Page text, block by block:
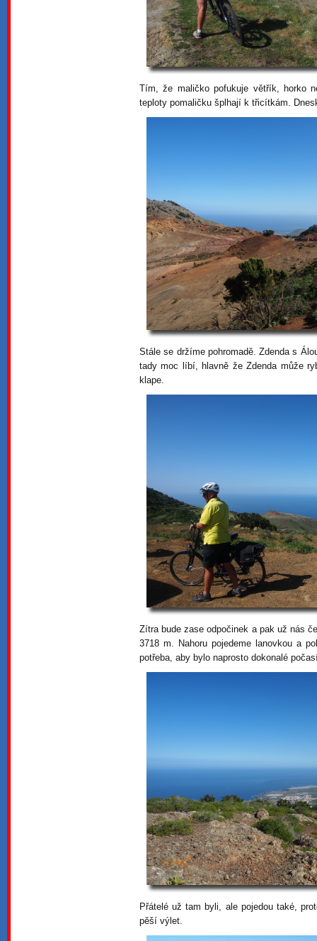
Tím, že maličko pofukuje větřík, horko
teploty pomaličku šplhají k třicítkám.
Stále se držíme pohromadě. Zdenda s
tady moc líbí, hlavně že Zdenda může
klape.
Zítra bude zase odpočinek a pak už nás
3718 m. Nahoru pojedeme lanovkou a
potřeba, aby bylo naprosto dokonalé
Přátelé už tam byli, ale pojedou také,
pěší výlet.